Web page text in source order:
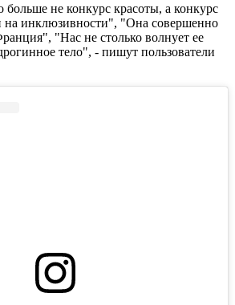
не конкурс красоты, а конкурс
на инклюзивности", "Она совершенно
"Нас не столько волнует ее
тело", - пишут пользователи